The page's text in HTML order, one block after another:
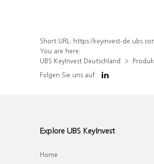
Short URL: https://keyinvest-de.ubs.com/produkt/detail/index/isin/
You are here:
UBS KeyInvest Deutschland
Folgen Sie uns auf
Explore UBS KeyInvest
Home